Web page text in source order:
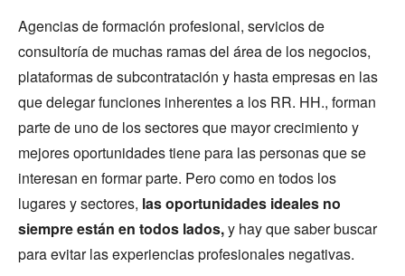
Agencias de formación profesional, servicios de
consultoría de muchas ramas del área de los negocios,
plataformas de subcontratación y hasta empresas en las
que delegar funciones inherentes a los RR. HH., forman
parte de uno de los sectores que mayor crecimiento y
mejores oportunidades tiene para las personas que se
interesan en formar parte. Pero como en todos los
lugares y sectores, las oportunidades ideales no
siempre están en todos lados,y hay que saber buscar
para evitar las experiencias profesionales negativas.